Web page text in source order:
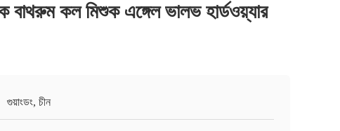
বাথরুম কল মিশুক এঙ্গেল ভালভ হার্ডওয়্যার
গুয়াংডং, চীন